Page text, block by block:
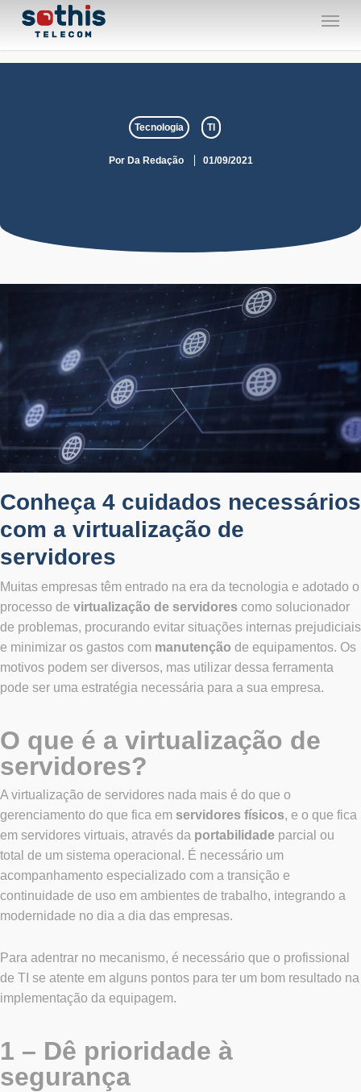
Menu
Tecnologia TI
Por Da Redação 01/09/2021
Conheça 4 cuidados necessários
com a virtualização de
servidores
Muitas empresas têm entrado na era da tecnologia e adotado o
processo de virtualização de servidores como solucionador
de problemas, procurando evitar situações internas prejudiciais
e minimizar os gastos com manutenção de equipamentos. Os
motivos podem ser diversos, mas utilizar dessa ferramenta
pode ser uma estratégia necessária para a sua empresa.
O que é a virtualização de
servidores?
A virtualização de servidores nada mais é do que o
gerenciamento do que fica em servidores físicos, e o que fica
em servidores virtuais, através da portabilidade parcial ou
total de um sistema operacional. É necessário um
acompanhamento especializado com a transição e
continuidade de uso em ambientes de trabalho, integrando a
modernidade no dia a dia das empresas.
Para adentrar no mecanismo, é necessário que o profissional
de TI se atente em alguns pontos para ter um bom resultado na
implementação da equipagem.
1 – Dê prioridade à
segurança